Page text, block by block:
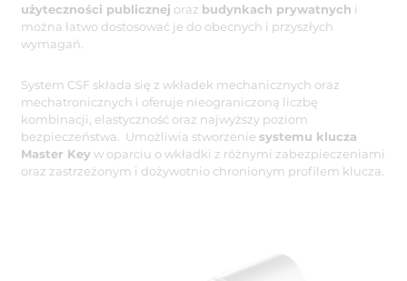
użyteczności publicznej oraz budynkach prywatnych i
można łatwo dostosować je do obecnych i przyszłych
wymagań.
System CSF składa się z wkładek mechanicznych oraz
mechatronicznych i oferuje nieograniczoną liczbę
kombinacji, elastyczność oraz najwyższy poziom
bezpieczeństwa. Umożliwia stworzenie systemu klucza
Master Keyw oparciu o wkładki z różnymi zabezpieczeniami
oraz zastrzeżonym i dożywotnio chronionym profilem klucza.